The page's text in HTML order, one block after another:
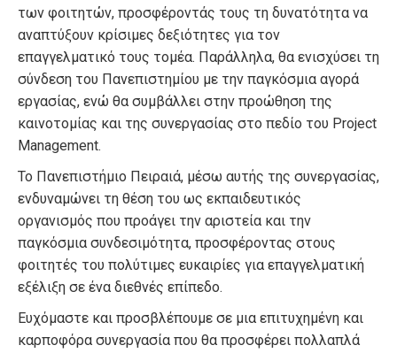
των φοιτητών, προσφέροντάς τους τη δυνατότητα να
αναπτύξουν κρίσιμες δεξιότητες για τον
επαγγελματικό τους τομέα. Παράλληλα, θα ενισχύσει τη
σύνδεση του Πανεπιστημίου με την παγκόσμια αγορά
εργασίας, ενώ θα συμβάλλει στην προώθηση της
καινοτομίας και της συνεργασίας στο πεδίο του Project
Management.
Το Πανεπιστήμιο Πειραιά, μέσω αυτής της συνεργασίας,
ενδυναμώνει τη θέση του ως εκπαιδευτικός
οργανισμός που προάγει την αριστεία και την
παγκόσμια συνδεσιμότητα, προσφέροντας στους
φοιτητές του πολύτιμες ευκαιρίες για επαγγελματική
εξέλιξη σε ένα διεθνές επίπεδο.
Ευχόμαστε και προσβλέπουμε σε μια επιτυχημένη και
καρποφόρα συνεργασία που θα προσφέρει πολλαπλά